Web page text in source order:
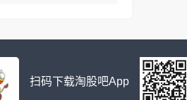
扫码下载淘股吧App